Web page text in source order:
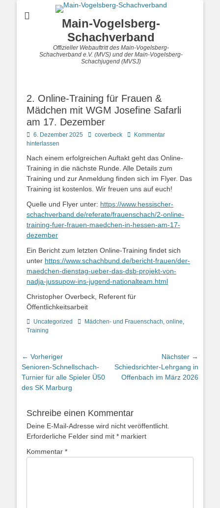
Main-Vogelsberg-
Schachverband
Offizieller Webauftritt des Main-Vogelsberg-
Schachverband e.V. (MVS) und der Main-Vogelsberg-
Schachjugend (MVSJ)
2. Online-Training für Frauen &
Mädchen mit WGM Josefine Safarli
am 17. Dezember
Posted
on
6. Dezember 2025 Autorcoverbeck
Kommentar
hinterlassen
Nach einem erfolgreichen Auftakt geht das Online-
Training in die nächste Runde. Alle Details zum
Training und zur Anmeldung finden sich im Flyer. Das
Training ist kostenlos. Wir freuen uns auf euch!
Quelle und Flyer unter: https://www.hessischer-
schachverband.de/referate/frauenschach/2-online-
training-fuer-frauen-maedchen-in-hessen-am-17-
dezember
Ein Bericht zum letzten Online-Training findet sich
unter https://www.schachbund.de/bericht-frauen/der-
maedchen-dienstag-ueber-das-dsb-projekt-von-
nadja-jussupow-ins-jugend-nationalteam.html
Christopher Overbeck, Referent für
Öffentlichkeitsarbeit
Kategorien
Uncategorized Schlagworte
Mädchen- und Frauenschach, online,
Training
Beitragsnavigation
← Vorheriger
Vorheriger
Beitrag:
Senioren-Schnellschach-
Turnier für alle Spieler Ü50
des SK Marburg
Nächster →
Nächster
Beitrag:
Schiedsrichter-Lehrgang in
Offenbach im März 2026
Schreibe einen Kommentar
Deine E-Mail-Adresse wird nicht veröffentlicht.
Erforderliche Felder sind mit * markiert
Kommentar *